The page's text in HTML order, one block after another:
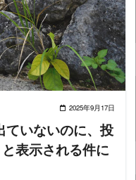
2025年9月17日
ていないのに、投
表示される件に